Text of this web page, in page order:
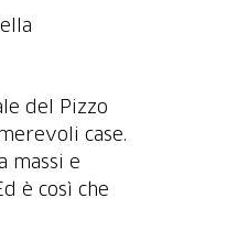
del Pizzo
case.
massi e
è così che